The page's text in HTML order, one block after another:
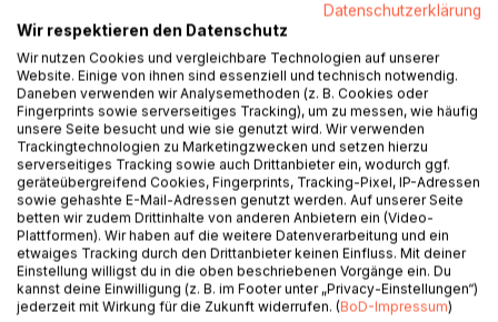
BESCHREIBUNG
In diesem Buch wird der tägliche Wahnsinn in 30
Kurzkapiteln humorvoll abgearbeitet.
Ob Politik, Schule, Gesundheit oder Hamsterrad ... es bleibt
kein Hühnerauge trocken, wenn man Schweißfüße hat.
Wie im echten Leben, gibt es einen Beipackzettel, mit
Risiken und Nebenwirkungen und 3 Werbeblöcke.
Datenschutzerklärung
Wir respektieren den Datenschutz
Wir nutzen Cookies und vergleichbare Technologien auf unserer
Website. Einige von ihnen sind essenziell und technisch notwendig.
Daneben verwenden wir Analysemethoden (z. B. Cookies oder
Fingerprints sowie serverseitiges Tracking), um zu messen, wie häufig
unsere Seite besucht und wie sie genutzt wird. Wir verwenden
Trackingtechnologien zu Marketingzwecken und setzen hierzu
serverseitiges Tracking sowie auch Drittanbieter ein, wodurch ggf.
geräteübergreifend Cookies, Fingerprints, Tracking-Pixel, IP-Adressen
sowie gehashte E-Mail-Adressen genutzt werden. Auf unserer Seite
betten wir zudem Drittinhalte von anderen Anbietern ein (Video-
Plattformen). Wir haben auf die weitere Datenverarbeitung und ein
etwaiges Tracking durch den Drittanbieter keinen Einfluss. Mit deiner
Einstellung willigst du in die oben beschriebenen Vorgänge ein. Du
kannst deine Einwilligung (z. B. im Footer unter „Privacy-Einstellungen“)
jederzeit mit Wirkung für die Zukunft widerrufen. (BoD-Impressum)